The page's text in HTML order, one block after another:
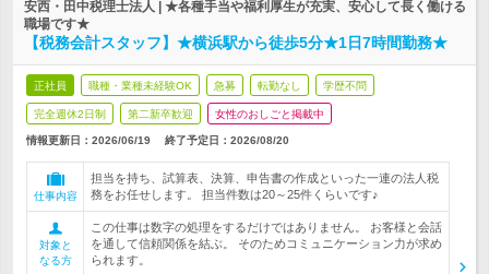
安西・田中税理士法人 | ★各種手当や福利厚生が充実、安心して長く働ける
職場です★
【税務会計スタッフ】★横浜駅から徒歩5分★1日7時間勤務★
正社員 職種・業種未経験OK 急募 転勤なし 学歴不問
完全週休2日制 第二新卒歓迎 女性のおしごと掲載中
情報更新日：2026/06/19 終了予定日： 2026/08/20
仕事内容
担当を持ち、試算表、決算、申告書の作成といった一連の法人税
務をお任せします。 担当件数は20～25件くらいです♪
対象と
なる方
この仕事は数字の処理をするだけではありません。 お客様と会話
を通して信頼関係を結ぶ。 そのためコミュニケーション力が求め
られます。